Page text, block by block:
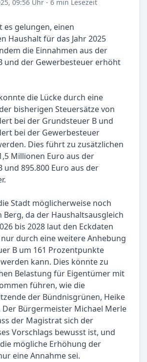
09:56 Uhr - 6 min Lesezeit
es gelungen, einen
Haushalt für das Jahr 2025
die Einnahmen aus der
und der Gewerbesteuer erhöht
die Lücke durch eine
bisherigen Steuersätze von
bei der Grundsteuer B und
bei der Gewerbesteuer
Dies führt zu zusätzlichen
Millionen Euro aus der
und 895.800 Euro aus der
Stadt möglicherweise noch
Berg, da der Haushaltsausgleich
bis 2028 laut den Eckdaten
durch eine weitere Anhebung
B um 161 Prozentpunkte
kann. Dies könnte zu
Belastung für Eigentümer mit
führen, wie die
der Bündnisgrünen, Heike
Der Bürgermeister Michael Merle
der Magistrat sich der
Vorschlags bewusst ist, und
mögliche Erhöhung der
eine Annahme sei.